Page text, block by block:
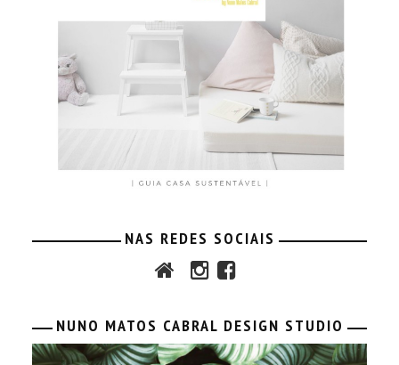
NAS REDES SOCIAIS
NUNO MATOS CABRAL DESIGN STUDIO